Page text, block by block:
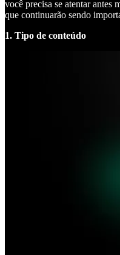
você precisa se atentar antes
que continuarão sendo
1. Tipo de conteúdo